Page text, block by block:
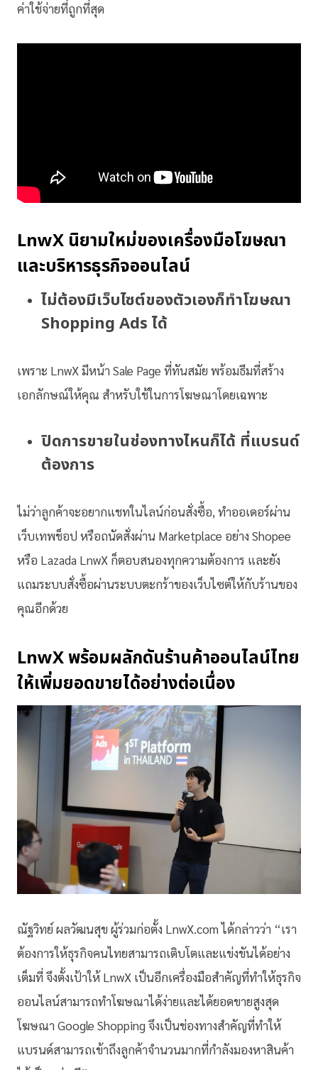
ค่าใช้จ่ายที่ถูกที่สุด
LnwX นิยามใหม่ของเครื่องมือโฆษณา
และบริหารธุรกิจออนไลน์
ไม่ต้องมีเว็บไซต์ของตัวเองก็ทำโฆษณา
Shopping Ads ได้
เพราะ LnwX มีหน้า Sale Page ที่ทันสมัย พร้อมธีมที่สร้าง
เอกลักษณ์ให้คุณ สำหรับใช้ในการโฆษณาโดยเฉพาะ
ปิดการขายในช่องทางไหนก็ได้ ที่แบรนด์
ต้องการ
ไม่ว่าลูกค้าจะอยากแชทในไลน์ก่อนสั่งซื้อ, ทำออเดอร์ผ่าน
เว็บเทพช็อป หรือถนัดสั่งผ่าน Marketplace อย่าง Shopee
หรือ Lazada LnwX ก็ตอบสนองทุกความต้องการ และยัง
แถมระบบสั่งซื้อผ่านระบบตะกร้าของเว็บไซต์ให้กับร้านของ
คุณอีกด้วย
LnwXพร้อมผลักดันร้านค้าออนไลน์ไทย
ให้เพิ่มยอดขายได้อย่างต่อเนื่อง
ณัฐวิทย์ ผลวัฒนสุข ผู้ร่วมก่อตั้ง LnwX.com ได้กล่าวว่า “เรา
ต้องการให้ธุรกิจคนไทยสามารถเติบโตและแข่งขันได้อย่าง
เต็มที่ จึงตั้งเป้าให้ LnwX เป็นอีกเครื่องมือสำคัญที่ทำให้ธุรกิจ
ออนไลน์สามารถทำโฆษณาได้ง่ายและได้ยอดขายสูงสุด
โฆษณา Google Shopping จึงเป็นช่องทางสำคัญที่ทำให้
แบรนด์สามารถเข้าถึงลูกค้าจำนวนมากที่กำลังมองหาสินค้า